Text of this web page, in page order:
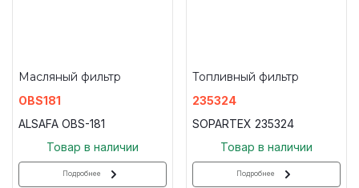
Масляный фильтр
OBS181
ALSAFA OBS-181
Товар в наличии
Подробнее
Топливный фильтр
235324
SOPARTEX 235324
Товар в наличии
Подробнее